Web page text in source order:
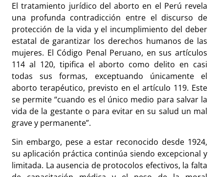
El tratamiento jurídico del aborto en el Perú revela
una profunda contradicción entre el discurso de
protección de la vida y el incumplimiento del deber
estatal de garantizar los derechos humanos de las
mujeres. El Código Penal Peruano, en sus artículos
114 al 120, tipifica el aborto como delito en casi
todas sus formas, exceptuando únicamente el
aborto terapéutico, previsto en el artículo 119. Este
se permite “cuando es el único medio para salvar la
vida de la gestante o para evitar en su salud un mal
grave y permanente”.
Sin embargo, pese a estar reconocido desde 1924,
su aplicación práctica continúa siendo excepcional y
limitada. La ausencia de protocolos efectivos, la falta